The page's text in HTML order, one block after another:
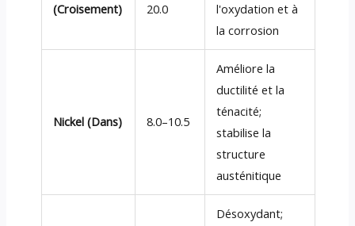
(Croisement)
20.0
l'oxydation et à
la corrosion
Nickel (Dans) 8.0–10.5
Améliore la
ductilité et la
ténacité;
stabilise la
structure
austénitique
Désoxydant;